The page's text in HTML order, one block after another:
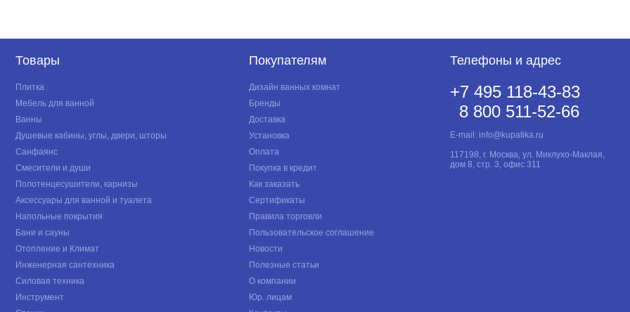
Товары
Плитка
Мебель для ванной
Ванны
Душевые кабины, углы, двери, шторы
Санфаянс
Смесители и души
Полотенцесушители, карнизы
Аксессуары для ванной и туалета
Напольные покрытия
Бани и сауны
Отопление и Климат
Инженерная сантехника
Силовая техника
Инструмент
Покупателям
Дизайн ванных комнат
Бренды
Доставка
Установка
Оплата
Покупка в кредит
Как заказать
Сертификаты
Правила торговли
Пользовательское соглашение
Новости
Полезные статьи
О компании
Юр. лицам
Телефоны и адрес
+7 495 118-43-83
8 800 511-52-66
E-mail: info@kupatika.ru
117198, г. Москва, ул. Миклухо-Маклая,
дом 8, стр. 3, офис 311